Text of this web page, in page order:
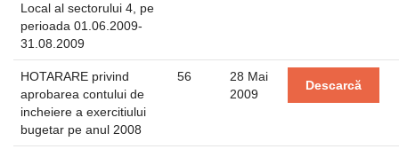
Local al sectorului 4, pe
perioada 01.06.2009-
31.08.2009
HOTARARE privind
aprobarea contului de
incheiere a exercitiului
bugetar pe anul 2008
56
28 Mai
2009
Descarcă